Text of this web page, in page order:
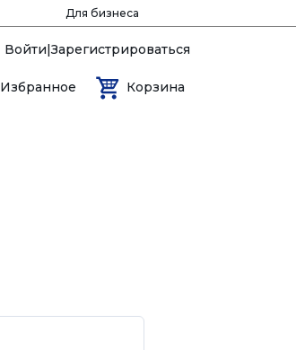
Для бизнеса
Войти|Зарегистрироваться
Избранное Корзина